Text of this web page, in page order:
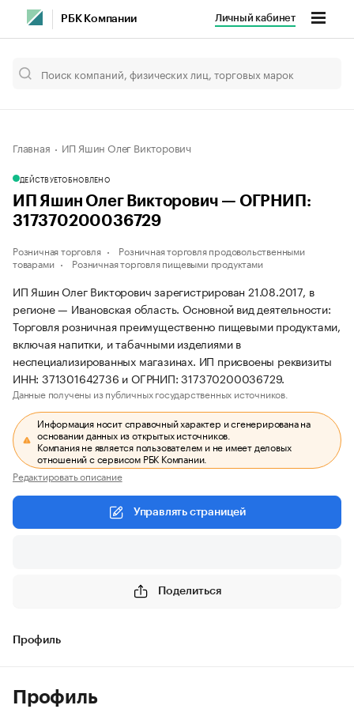
РБК Компании Личный кабинет
Главная ИП Яшин Олег Викторович
ДЕЙСТВУЕТОБНОВЛЕНО
ИП Яшин Олег Викторович — ОГРНИП:
317370200036729
Розничная торговля
Розничная торговля продовольственными
товарами
Розничная торговля пищевыми продуктами
ИП Яшин Олег Викторович зарегистрирован 21.08.2017, в
регионе — Ивановская область. Основной вид деятельности:
Торговля розничная преимущественно пищевыми продуктами,
включая напитки, и табачными изделиями в
неспециализированных магазинах. ИП присвоены реквизиты
ИНН: 371301642736 и ОГРНИП: 317370200036729.
Данные получены из публичных государственных источников.
Информация носит справочный характер и сгенерирована на
основании данных из открытых источников.
Компания не является пользователем и не имеет деловых
отношений с сервисом РБК Компании.
Редактировать описание
Управлять страницей
Поделиться
Профиль
Профиль